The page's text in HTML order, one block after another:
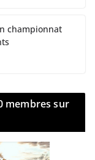
championnat
membres sur